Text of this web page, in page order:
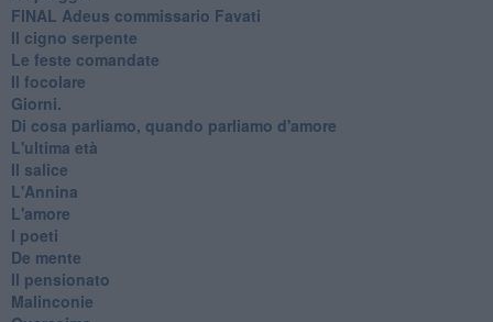
FINAL Adeus commissario Favati
Il cigno serpente
Le feste comandate
Il focolare
Giorni.
Di cosa parliamo, quando parliamo d'amore
L'ultima età
Il salice
L'Annina
L'amore
I poeti
De mente
Il pensionato
Malinconie